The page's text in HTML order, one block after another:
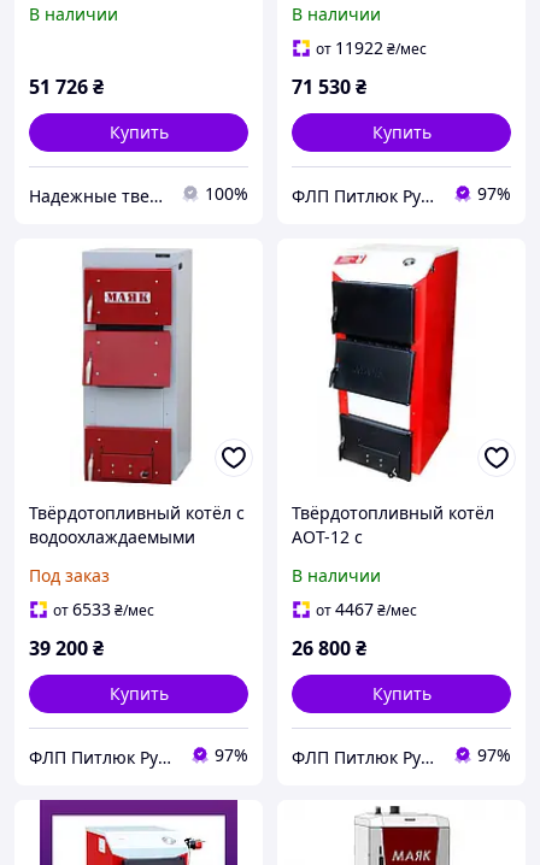
H (Длительного)
В наличии
51 726₴
Купить
Надежные твердотопливные котлы от teplo-street.com.ua 100%
BURNING 32 кВт.
В наличии
от 11922₴/мес
71 530₴
Купить
ФЛП Питлюк Руслан Ярославович 97%
Твёрдотопливный котёл с
водоохлаждаемыми
STANDARD PLUS 6mm
Под заказ
от6533₴/мес
39 200₴
Купить
ФЛП Питлюк Руслан Ярославович 97%
Твёрдотопливный котёл
АОТ-12 с
колосниками STANDARD
PLUS
В наличии
от4467₴/мес
26 800₴
Купить
ФЛП Питлюк Руслан Ярославович 97%